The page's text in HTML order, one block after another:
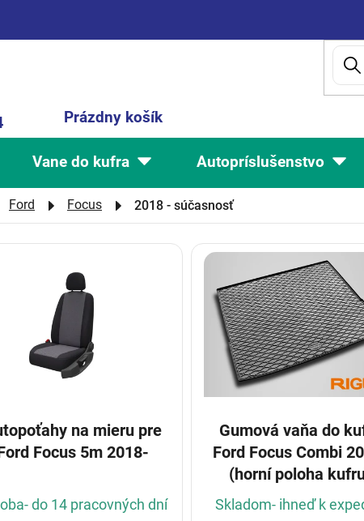
Nákupný
košík
Prázdny košík
Vane do kufra Autopríslušenstvo
Ford Focus 2018 - súčasnosť
na mieru pre
Focus 5m 2018-
do 14 pracovných dní
Gumová vaňa do
Ford Focus Combi
(horní poloha
Skladom- ihneď k